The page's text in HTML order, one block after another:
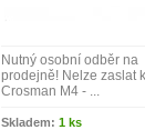
Nutný osobní odběr na
prodejně! Nelze zaslat
Crosman M4 - ...
Skladem: 1 ks